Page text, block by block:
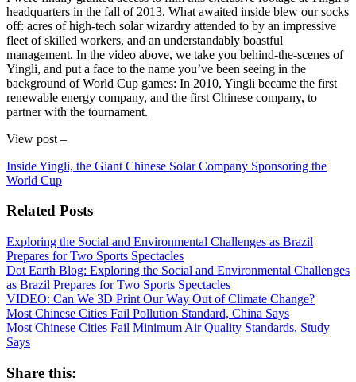
headquarters in the fall of 2013. What awaited inside blew our socks
off: acres of high-tech solar wizardry attended to by an impressive
fleet of skilled workers, and an understandably boastful
management. In the video above, we take you behind-the-scenes of
Yingli, and put a face to the name you’ve been seeing in the
background of World Cup games: In 2010, Yingli became the first
renewable energy company, and the first Chinese company, to
partner with the tournament.
View post –
Inside Yingli, the Giant Chinese Solar Company Sponsoring the
World Cup
Related Posts
Exploring the Social and Environmental Challenges as Brazil
Prepares for Two Sports Spectacles
Dot Earth Blog: Exploring the Social and Environmental Challenges
as Brazil Prepares for Two Sports Spectacles
VIDEO: Can We 3D Print Our Way Out of Climate Change?
Most Chinese Cities Fail Pollution Standard, China Says
Most Chinese Cities Fail Minimum Air Quality Standards, Study
Says
Share this: